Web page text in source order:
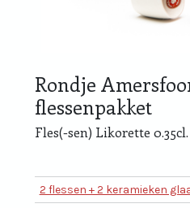
Rondje
flessenpakket
Fles(-sen) Likorette 0.35cl.
2 flessen + 2 keramieken